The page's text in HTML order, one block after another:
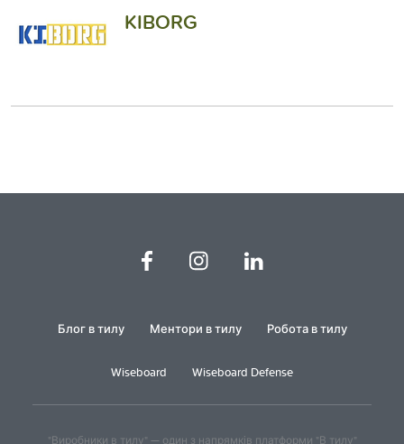
KIBORG
Блог в тилу Ментори в тилу Робота в тилу
Wiseboard Wiseboard Defense
"Виробники в тилу" — один з напрямків платформи "В тилу"